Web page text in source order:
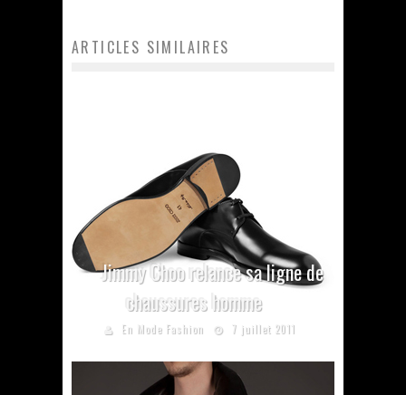
ARTICLES SIMILAIRES
Jimmy Choo relance sa ligne de
chaussures homme
En Mode Fashion 7 juillet 2011